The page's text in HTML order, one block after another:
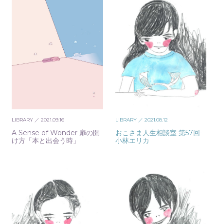
LIBRARY ／ 2021.09.16
A Sense of Wonder 扉の開
け方「本と出会う時」
LIBRARY／ 2021.08.12
おこさま人生相談室 第57回-
小林エリカ